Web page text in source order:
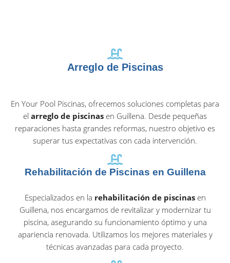
Arreglo de Piscinas
En Your Pool Piscinas, ofrecemos soluciones completas para
el arreglo de piscinas en Guillena. Desde pequeñas
reparaciones hasta grandes reformas, nuestro objetivo es
superar tus expectativas con cada intervención.
Rehabilitación de Piscinas en Guillena
Especializados en la rehabilitación de piscinasen
Guillena, nos encargamos de revitalizar y modernizar tu
piscina, asegurando su funcionamiento óptimo y una
apariencia renovada. Utilizamos los mejores materiales y
técnicas avanzadas para cada proyecto.